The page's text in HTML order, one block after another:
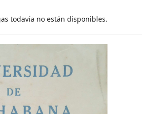
todavía no están disponibles.